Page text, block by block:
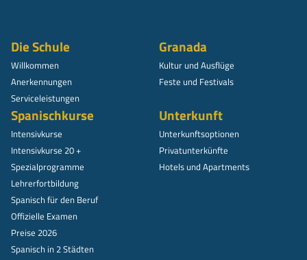
Die Schule
Willkommen
Anerkennungen
Serviceleistungen
Granada
Kultur und Ausflüge
Feste und Festivals
Spanischkurse
Intensivkurse
Intensivkurse 20 +
Spezialprogramme
Lehrerfortbildung
Spanisch für den Beruf
Offizielle Examen
Preise 2026
Spanisch in 2 Städten
Unterkunft
Unterkunftsoptionen
Privatunterkünfte
Hotels und Apartments